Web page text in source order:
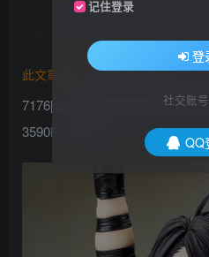
此文章由 橙光艺术网
7176[动漫手办] 卡哇伊萝莉手办
3590P_CGART
记住登录
登
社交账
QQ